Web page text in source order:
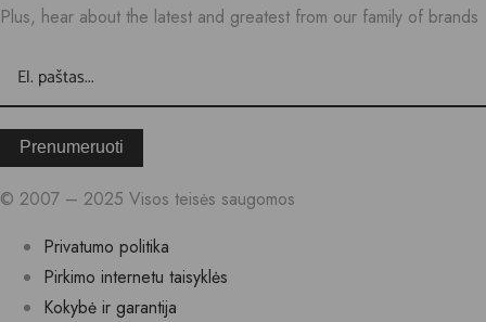
Plus, hear about the latest and greatest from our family of brands
Prenumeruoti
© 2007 – 2025 Visos teisės saugomos
Privatumo politika
Pirkimo internetu taisyklės
Kokybė ir garantija